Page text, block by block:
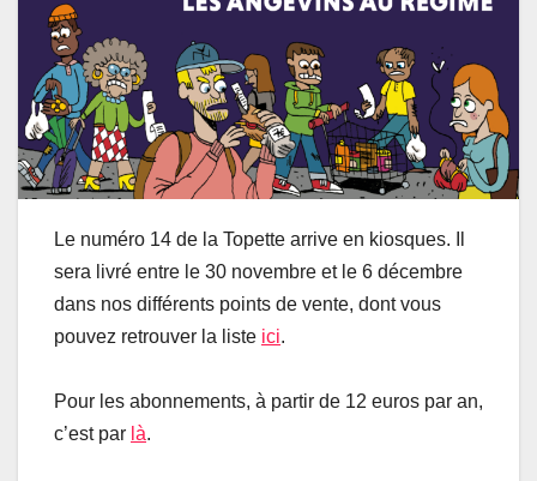
Le numéro 14 de la Topette arrive en kiosques. Il
sera livré entre le 30 novembre et le 6 décembre
dans nos différents points de vente, dont vous
pouvez retrouver la liste ici.
Pour les abonnements, à partir de 12 euros par an,
c’est par là.